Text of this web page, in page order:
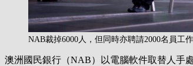
NAB裁掉6000人，但同時亦聘請2000名員工
澳洲國民銀行（NAB）以電腦軟件取替人手